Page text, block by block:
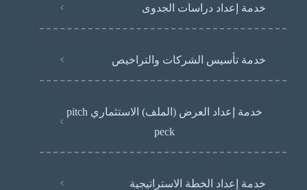
خدمة إعداد دراسات الجدوى
خدمة تأسيس الشركات والتراخيص
خدمة إعداد العرض (الملف) الاستثماري pitch
peck
خدمة إعداد الخطة الاستراتيجية